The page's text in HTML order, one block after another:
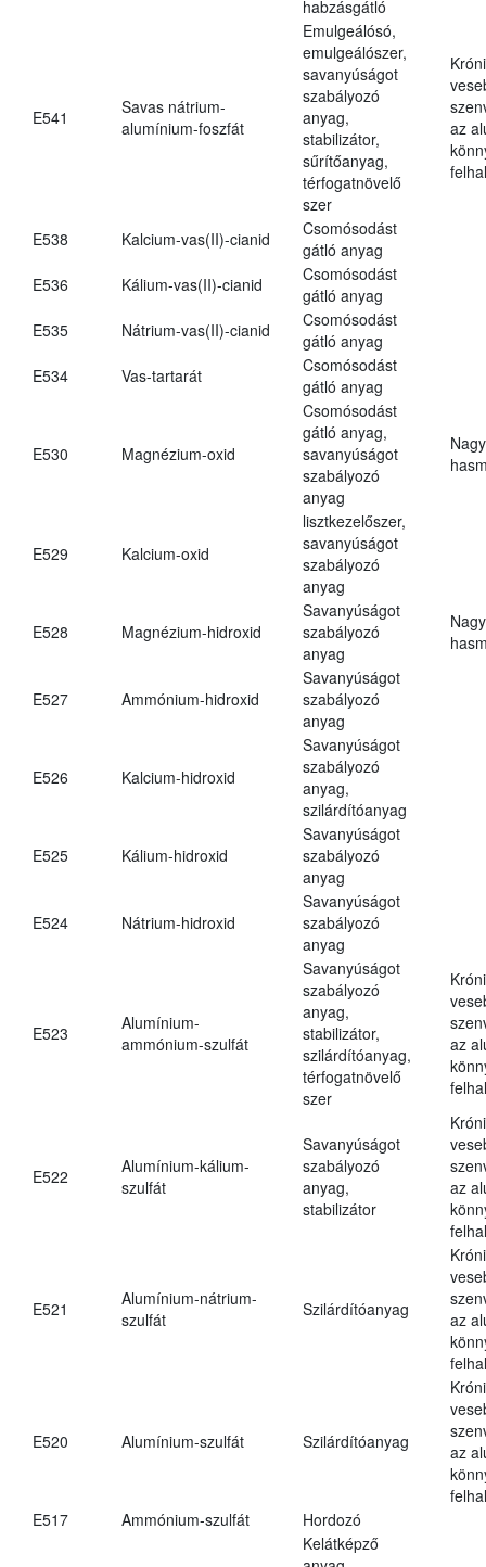
habzásgátló
E541
Savas nátrium-
alumínium-foszfát
Emulgeálósó,
emulgeálószer,
savanyúságot
szabályozó
anyag,
stabilizátor,
sűrítőanyag,
térfogatnövelő
szer
az
E538 Kalcium-vas(II)-cianid
Csomósodást
gátló anyag
E536
Kálium-vas(II)-cianid
Csomósodást
gátló anyag
E535
Nátrium-vas(II)-cianid
Csomósodást
gátló anyag
E534
Vas-tartarát
Csomósodást
gátló anyag
E530 Magnézium-oxid
Csomósodást
gátló anyag,
savanyúságot
szabályozó
anyag
E529 Kalcium-oxid
lisztkezelőszer,
savanyúságot
szabályozó
anyag
E528 Magnézium-hidroxid
Savanyúságot
szabályozó
anyag
E527 Ammónium-hidroxid
Savanyúságot
szabályozó
anyag
E526 Kalcium-hidroxid
Savanyúságot
szabályozó
anyag,
szilárdítóanyag
E525 Kálium-hidroxid
Savanyúságot
szabályozó
anyag
E524 Nátrium-hidroxid
Savanyúságot
szabályozó
anyag
E523
Alumínium-
ammónium-szulfát
Savanyúságot
szabályozó
anyag,
stabilizátor,
szilárdítóanyag,
térfogatnövelő
szer
az
E522
Alumínium-kálium-
szulfát
Savanyúságot
szabályozó
anyag,
stabilizátor
az
E521
Alumínium-nátrium-
szulfát
Szilárdítóanyag
az
E520 Alumínium-szulfát Szilárdítóanyag
az
E517
Ammónium-szulfát
Hordozó
Kelátképző